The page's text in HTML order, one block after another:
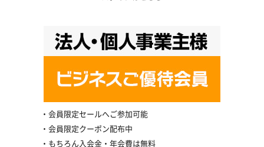
会員限定セールへご参加可能
会員限定クーポン配布中
もちろん入会金・年会費は無料